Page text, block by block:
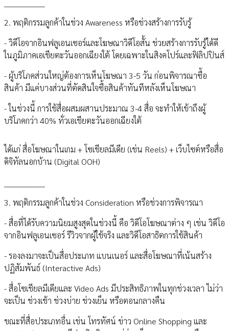
2. พฤติกรรมลูกค้าในช่วง Awareness หรือช่วงสร้างการรับรู้
- วิดีโอจากอินฟลูเอนเซอร์และโฆษณาวิดีโอสั้น ช่วยสร้างการรับรู้ได้ดี
ในภูมิภาคเอเชียตะวันออกเฉียงใต้ โดยเฉพาะในสิงคโปร์และฟิลิปปินส์
- ผู้บริโภคส่วนใหญ่ต้องการเห็นโฆษณา 3-5 วัน ก่อนพิจารณาซื้อ
สินค้า มีแค่บางส่วนที่ตัดสินใจซื้อสินค้าทันทีหลังเห็นโฆษณา
- ในช่วงนี้ การใช้สื่อผสมผสานประมาณ 3-4 สื่อ จะทำให้เข้าถึงผู้
บริโภคกว่า 40% ทั่วเอเชียตะวันออกเฉียงใต้
ได้แก่ สื่อโฆษณาในเกม + โซเชียลมีเดีย (เช่น Reels) + เว็บไซต์หรือสื่อ
ดิจิทัลนอกบ้าน (Digital OOH)
3. พฤติกรรมลูกค้าในช่วง Consideration หรือช่วงการพิจารณา
- สื่อที่ได้รับความนิยมสูงสุดในช่วงนี้ คือ วิดีโอโฆษณาต่าง ๆ เช่น วิดีโอ
จากอินฟลูเอนเซอร์ รีวิวจากผู้ใช้จริง และวิดีโอสาธิตการใช้สินค้า
- รองลงมาจะเป็นสื่อประเภท แบนเนอร์ และสื่อโฆษณาที่เน้นสร้าง
ปฏิสัมพันธ์ (Interactive Ads)
- สื่อโซเชียลมีเดียและ Video Ads มีประสิทธิภาพในทุกช่วงเวลา ไม่ว่า
จะเป็น ช่วงเช้า ช่วงบ่าย ช่วงเย็น หรือตอนกลางคืน
ขณะที่สื่อประเภทอื่น เช่น โทรทัศน์ ข่าว Online Shopping และ